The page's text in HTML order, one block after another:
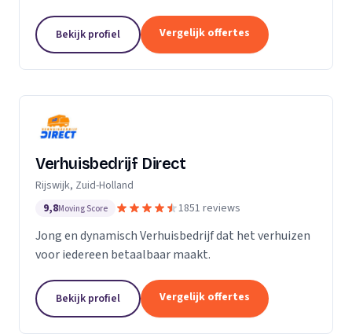
opslag van inboedel, de- en montageservice,...
Bekijk profiel Vergelijk offertes
Verhuisbedrijf Direct
Rijswijk, Zuid-Holland
9,8Moving Score 1851 reviews
Jong en dynamisch Verhuisbedrijf dat het verhuizen
voor iedereen betaalbaar maakt.
Bekijk profiel Vergelijk offertes